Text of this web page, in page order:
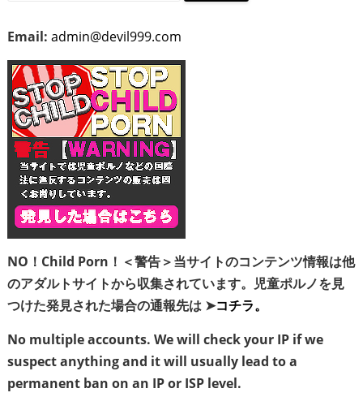
Email: admin@devil999.com
NO！Child Porn！＜警告＞当サイトのコンテンツ情報は他
のアダルトサイトから収集されています。児童ポルノを見
つけた発見された場合の通報先は ➤コチラ。
No multiple accounts. We will check your IP if we
suspect anything and it will usually lead to a
permanent ban on an IP or ISP level.